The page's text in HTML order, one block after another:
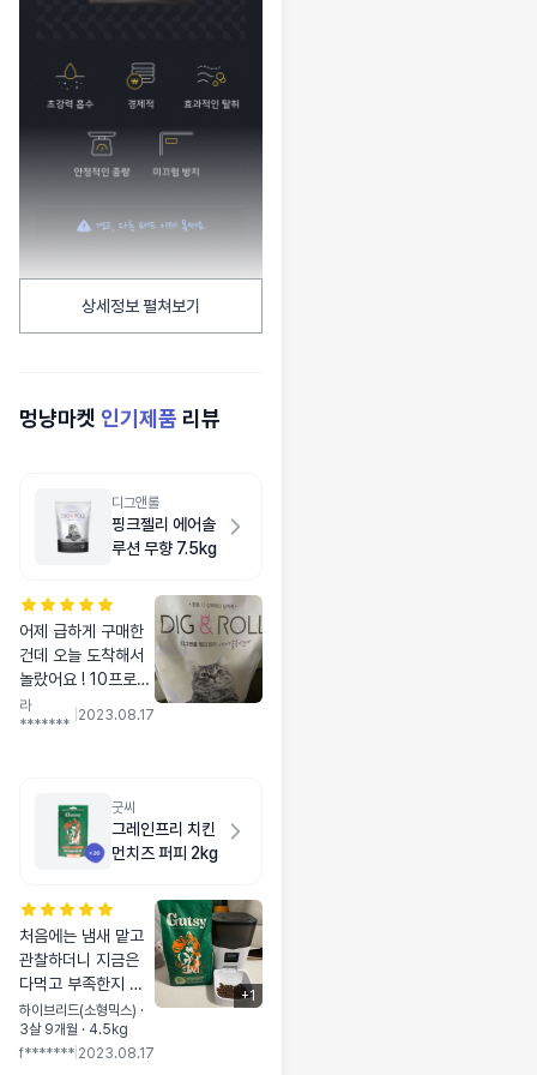
상세정보 펼쳐보기
멍냥마켓 인기제품 리뷰
디그앤롤
핑크젤리 에어솔
루션 무향 7.5kg
어제 급하게 구매한
건데 오늘 도착해서
놀랐어요 ! 10프로할
인쿠폰도 있어서 저
렴하게 삿네용 모래
어요! 잘 뭉치고 먼지
가 없어서 잘 사용하
고있어요! 빠른 배송
라
*******
2023.08.17
굿씨
그레인프리 치킨
먼치즈 퍼피 2kg
처음에는 냄새 맡고
관찰하더니 지금은
다먹고 부족한지 그
릇도 핥아요ㅎ 기존
에 먹던 사료보다 크
기가 큰편인데 꼭꼭
하이브리드(소형믹스) ·
3살 9개월 · 4.5kg
f******* 2023.08.17
+1